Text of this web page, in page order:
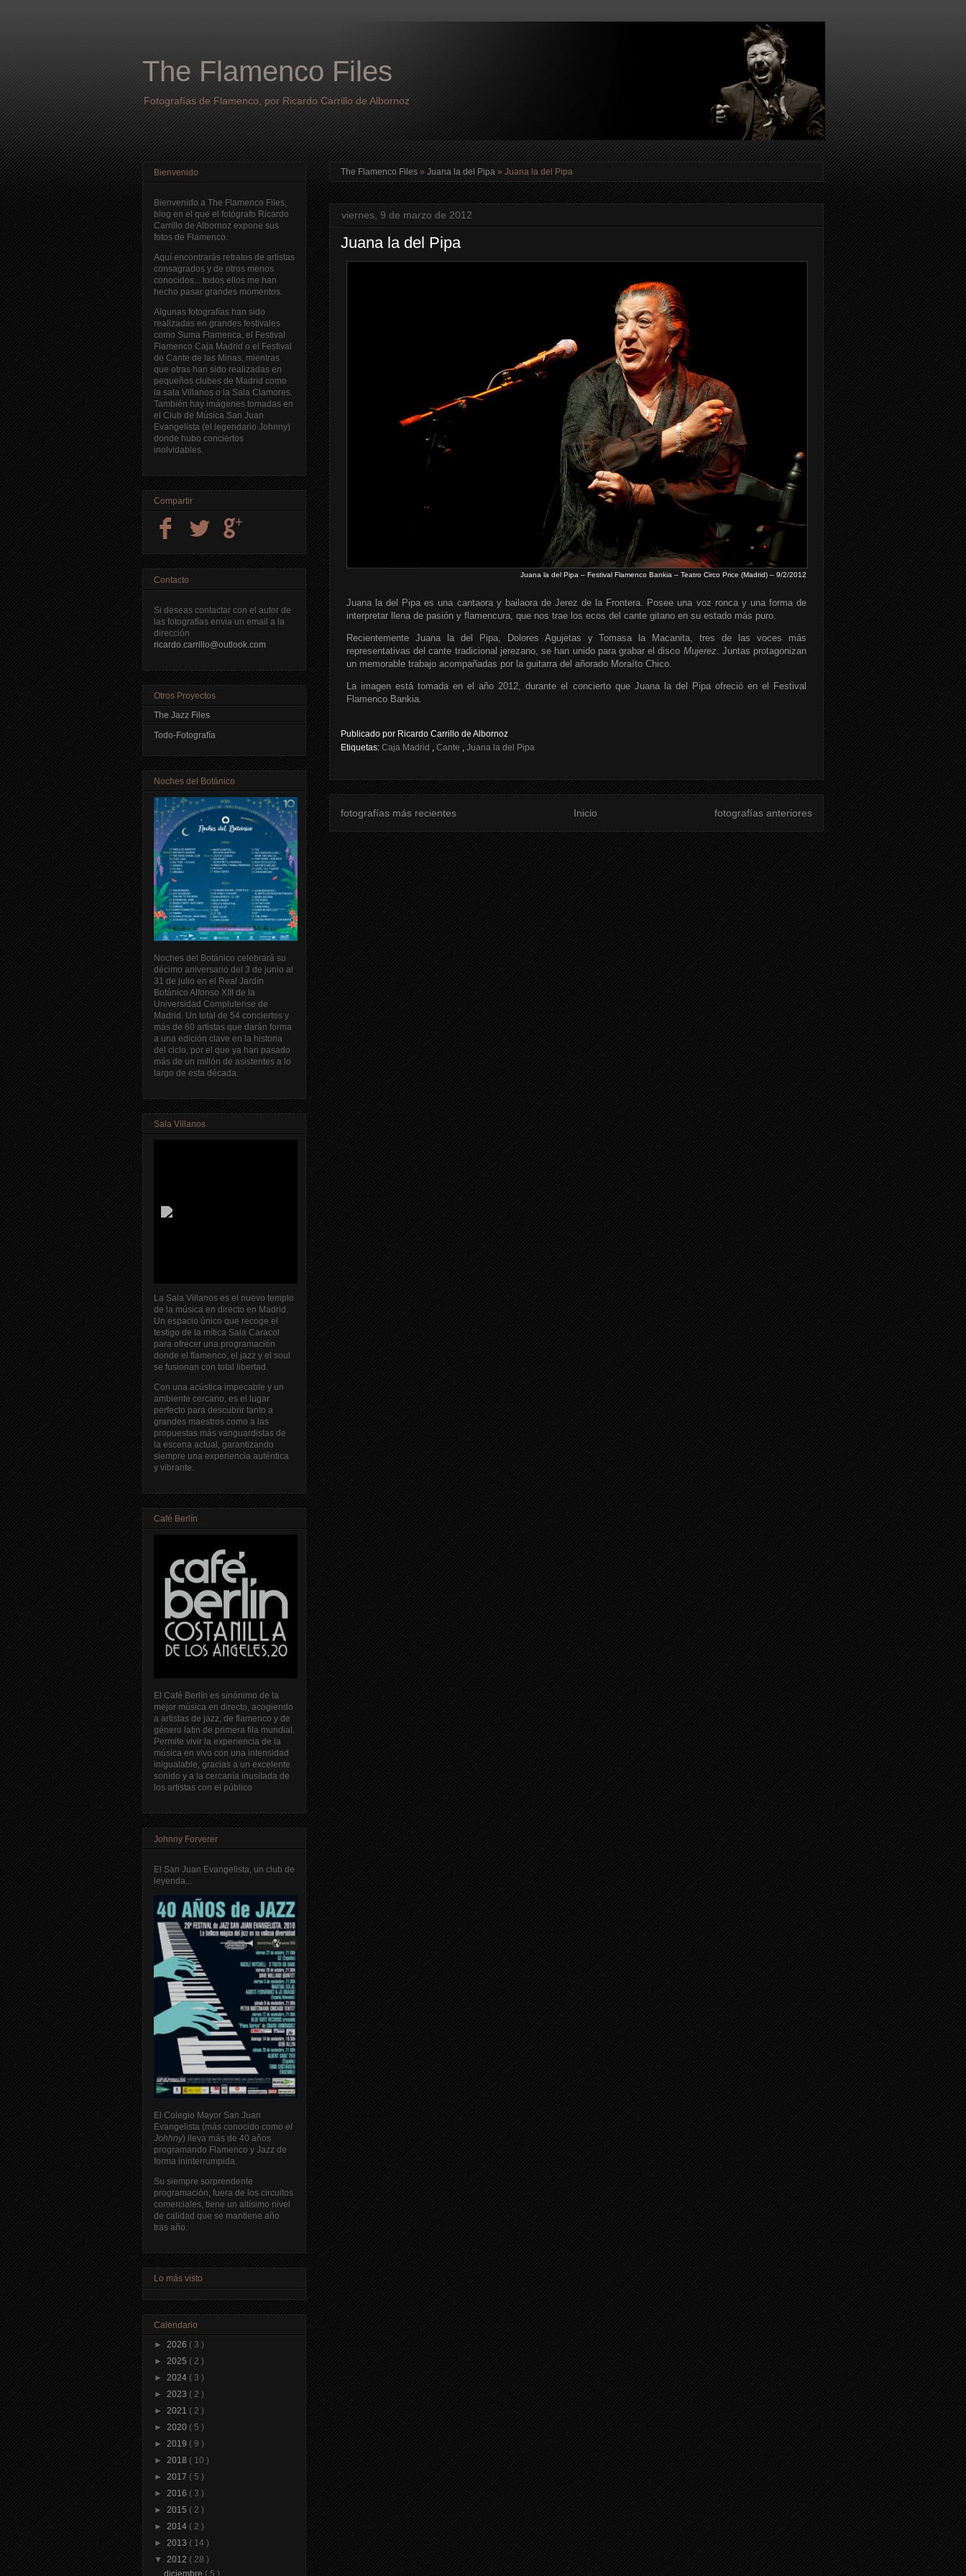
The Flamenco Files
Fotografías de Flamenco, por Ricardo Carrillo de Albornoz
The Flamenco Files » Juana la del Pipa » Juana la del Pipa
viernes, 9 de marzo de 2012
Juana la del Pipa
Juana la del Pipa – Festival Flamenco Bankia – Teatro Circo Price (Madrid) – 9/2/2012
Juana la del Pipa es una cantaora y bailaora de Jerez de la Frontera. Posee una voz ronca y una forma de
interpretar llena de pasión y flamencura, que nos trae los ecos del cante gitano en su estado más puro.
Recientemente Juana la del Pipa, Dolores Agujetas y Tomasa la Macanita, tres de las voces más
representativas del cante tradicional jerezano, se han unido para grabar el disco Mujerez. Juntas protagonizan
un memorable trabajo acompañadas por la guitarra del añorado Moraíto Chico.
La imagen está tomada en el año 2012, durante el concierto que Juana la del Pipa ofreció en el Festival
Flamenco Bankia.
Publicado por Ricardo Carrillo de Albornoz
Etiquetas: Caja Madrid , Cante , Juana la del Pipa
fotografías más recientes fotografías anteriores
Inicio
Bienvenido
Bienvenido a The Flamenco Files,
blog en el que el fotógrafo Ricardo
Carrillo de Albornoz expone sus
fotos de Flamenco.
Aquí encontrarás retratos de artistas
consagrados y de otros menos
conocidos... todos ellos me han
hecho pasar grandes momentos.
Algunas fotografías han sido
realizadas en grandes festivales
como Suma Flamenca, el Festival
Flamenco Caja Madrid o el Festival
de Cante de las Minas, mientras
que otras han sido realizadas en
pequeños clubes de Madrid como
la sala Villanos o la Sala Clamores.
También hay imágenes tomadas en
el Club de Música San Juan
Evangelista (el legendario Johnny)
donde hubo conciertos
inolvidables.
Compartir
Contacto
Si deseas contactar con el autor de
las fotografías envia un email a la
dirección
ricardo.carrillo@outlook.com
Otros Proyectos
The Jazz Files
Todo-Fotografía
Noches del Botánico
Noches del Botánico celebrará su
décimo aniversario del 3 de junio al
31 de julio en el Real Jardín
Botánico Alfonso XIII de la
Universidad Complutense de
Madrid. Un total de 54 conciertos y
más de 60 artistas que darán forma
a una edición clave en la historia
del ciclo, por el que ya han pasado
más de un millón de asistentes a lo
largo de esta década.
Sala Villanos
La Sala Villanos es el nuevo templo
de la música en directo en Madrid.
Un espacio único que recoge el
testigo de la mítica Sala Caracol
para ofrecer una programación
donde el flamenco, el jazz y el soul
se fusionan con total libertad.
Con una acústica impecable y un
ambiente cercano, es el lugar
perfecto para descubrir tanto a
grandes maestros como a las
propuestas más vanguardistas de
la escena actual, garantizando
siempre una experiencia auténtica
y vibrante.
Café Berlín
El Café Berlín es sinónimo de la
mejor música en directo, acogiendo
a artistas de jazz, de flamenco y de
género latin de primera fila mundial.
Permite vivir la experiencia de la
música en vivo con una intensidad
inigualable, gracias a un excelente
sonido y a la cercanía inusitada de
los artistas con el público
Johnny Forverer
El San Juan Evangelista, un club de
leyenda...
El Colegio Mayor San Juan
Evangelista (más conocido como el
Johhny) lleva más de 40 años
programando Flamenco y Jazz de
forma ininterrumpida.
Su siempre sorprendente
programación, fuera de los circuitos
comerciales, tiene un altísimo nivel
de calidad que se mantiene año
tras año.
Lo más visto
Calendario
► 2026 ( 3 )
► 2025 ( 2 )
► 2024 ( 3 )
► 2023 ( 2 )
► 2021 ( 2 )
► 2020 ( 5 )
► 2019 ( 9 )
► 2018 ( 10 )
► 2017 ( 5 )
► 2016 ( 3 )
► 2015 ( 2 )
► 2014 ( 2 )
► 2013 ( 14 )
▼ 2012 ( 28 )
diciembre ( 5 )